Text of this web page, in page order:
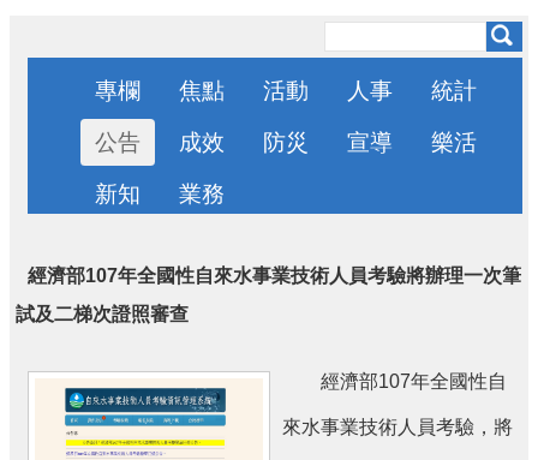
近
刊
舊
電
專欄 焦點 活動 人事 統計
公告 成效 防災 宣導 樂活
新知 業務
經濟部107年全國性自來水事業技術人員考驗將辦理一次筆
試及二梯次證照審查
經濟部107年全國性自
來水事業技術人員考驗，將